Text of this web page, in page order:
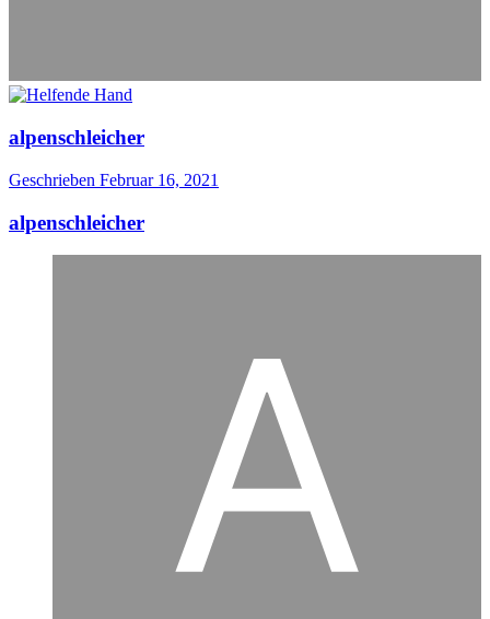
alpenschleicher
Geschrieben Februar 16, 2021
alpenschleicher